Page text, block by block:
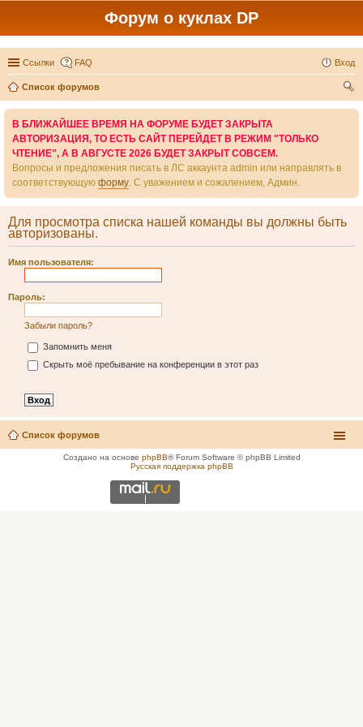
Форум о куклах DP
Ссылки FAQ Вход
Список форумов
В БЛИЖАЙШЕЕ ВРЕМЯ НА ФОРУМЕ БУДЕТ ЗАКРЫТА
АВТОРИЗАЦИЯ, ТО ЕСТЬ САЙТ ПЕРЕЙДЕТ В РЕЖИМ "ТОЛЬКО
ЧТЕНИЕ", А В АВГУСТЕ 2026 БУДЕТ ЗАКРЫТ СОВСЕМ.
Вопросы и предложения писать в ЛС аккаунта admin или направлять в
соответствующую форму. С уважением и сожалением, Админ.
Для просмотра списка нашей команды вы должны быть
авторизованы.
Имя пользователя:
Пароль:
Забыли пароль?
Запомнить меня
Скрыть моё пребывание на конференции в этот раз
Список форумов
Создано на основе phpBB® Forum Software © phpBB Limited
Русская поддержка phpBB